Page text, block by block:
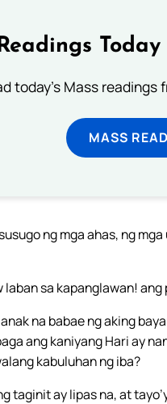
today's Mass readings
MASS
ng mga ahas, ng
laban sa kapanglawan!
na babae ng aking
ang kaniyang Hari ay
kabuluhan ng iba?
taginit ay lipas na, at